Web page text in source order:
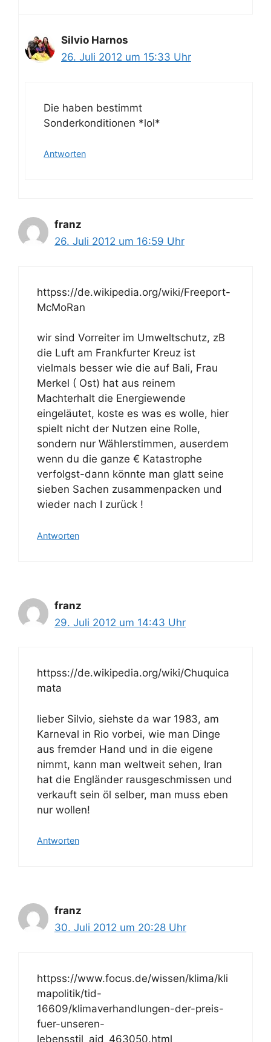
Silvio Harnos
26. Juli 2012 um 15:33 Uhr
Die haben bestimmt
Sonderkonditionen *lol*
Antworten
franz
26. Juli 2012 um 16:59 Uhr
httpss://de.wikipedia.org/wiki/Freeport-
McMoRan
wir sind Vorreiter im Umweltschutz, zB
die Luft am Frankfurter Kreuz ist
vielmals besser wie die auf Bali, Frau
Merkel ( Ost) hat aus reinem
Machterhalt die Energiewende
eingeläutet, koste es was es wolle, hier
spielt nicht der Nutzen eine Rolle,
sondern nur Wählerstimmen, auserdem
wenn du die ganze € Katastrophe
verfolgst-dann könnte man glatt seine
sieben Sachen zusammenpacken und
wieder nach I zurück !
Antworten
franz
29. Juli 2012 um 14:43 Uhr
httpss://de.wikipedia.org/wiki/Chuquica
mata
lieber Silvio, siehste da war 1983, am
Karneval in Rio vorbei, wie man Dinge
aus fremder Hand und in die eigene
nimmt, kann man weltweit sehen, Iran
hat die Engländer rausgeschmissen und
verkauft sein öl selber, man muss eben
nur wollen!
Antworten
franz
30. Juli 2012 um 20:28 Uhr
httpss://www.focus.de/wissen/klima/kli
mapolitik/tid-
16609/klimaverhandlungen-der-preis-
fuer-unseren-
lebensstil_aid_463050.html